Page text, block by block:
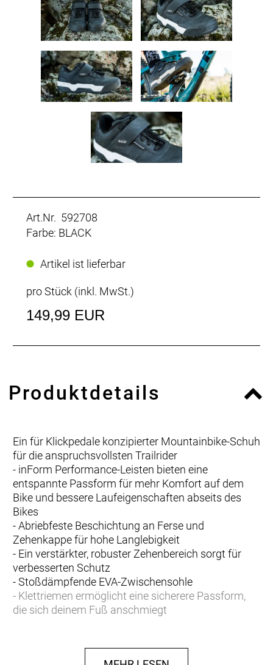
Art.Nr. 592708
Farbe: BLACK
Artikel ist lieferbar
pro Stück (inkl. MwSt.)
149,99 EUR
Produktdetails
Ein für Klickpedale konzipierter Mountainbike-Schuh
für die anspruchsvollsten Trailrider
- inForm Performance-Leisten bieten eine
entspannte Passform für mehr Komfort auf dem
Bike und bessere Laufeigenschaften abseits des
Bikes
- Abriebfeste Beschichtung an Ferse und
Zehenkappe für hohe Langlebigkeit
- Ein verstärkter, robuster Zehenbereich sorgt für
verbesserten Schutz
- Stoßdämpfende EVA-Zwischensohle
- Klettriemen ermöglicht eine sicherere Passform,
die sich deinem Fuß anschmiegt
Komfortabel und robust